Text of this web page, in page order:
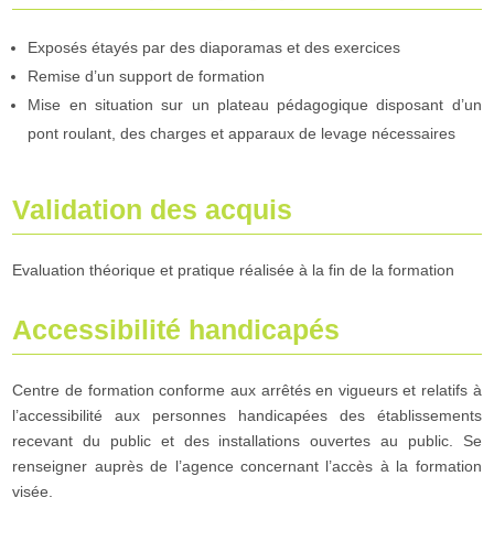
Exposés étayés par des diaporamas et des exercices
Remise d’un support de formation
Mise en situation sur un plateau pédagogique disposant d’un
pont roulant, des charges et apparaux de levage nécessaires
Validation des acquis
Evaluation théorique et pratique réalisée à la fin de la formation
Accessibilité handicapés
Centre de formation conforme aux arrêtés en vigueurs et relatifs à
l’accessibilité aux personnes handicapées des établissements
recevant du public et des installations ouvertes au public. Se
renseigner auprès de l’agence concernant l’accès à la formation
visée.